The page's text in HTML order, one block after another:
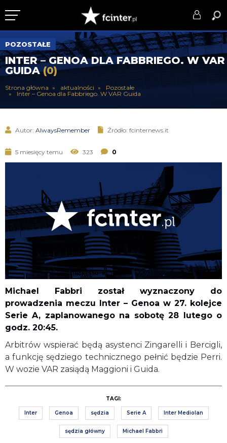
KLUB
DRUŻYNA
SERIE A
PUCHARY
DLA TIFOSICH
SERWIS
POZOSTAŁE
INTER – GENOA DLA FABBRIEGO. W VAR
GUIDA(0)
Strona główna aktualności
Pozostałe
Inter – Genoa dla Fabbriego. W VAR Guida
Autor: AlwaysRemember Źródło: fcinternews.it
5 miesięcy temu 323 0
Michael Fabbri został wyznaczony do
prowadzenia meczu Inter – Genoa w 27. kolejce
Serie A, zaplanowanego na sobotę 28 lutego o
godz. 20:45.
Arbitrów wspierać będą asystenci Zingarelli i Bercigli,
a funkcję sędziego technicznego pełnić będzie Perri.
W wozie VAR zasiądą Maggioni i Guida.
TAGI:
Inter Genoa sędzia Serie A Inter Mediolan
sędzia główny Michael Fabbri